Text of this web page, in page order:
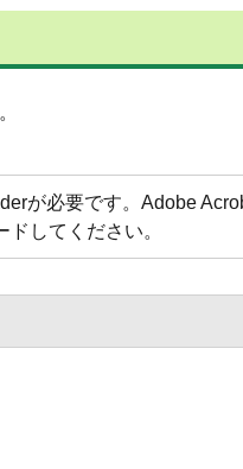
が必要です。Adobe
してください。